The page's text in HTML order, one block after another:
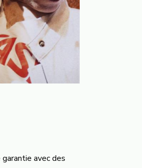
avec des